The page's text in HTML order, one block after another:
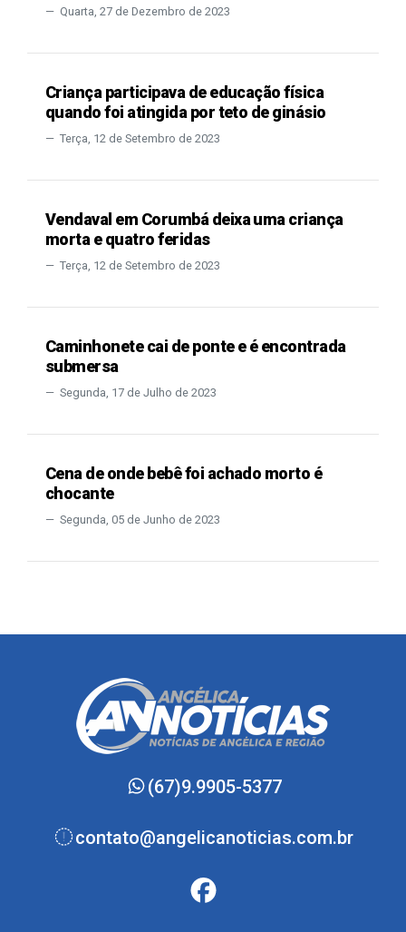
Quarta, 27 de Dezembro de 2023
Criança participava de educação física
quando foi atingida por teto de ginásio
Terça, 12 de Setembro de 2023
Vendaval em Corumbá deixa uma criança
morta e quatro feridas
Terça, 12 de Setembro de 2023
Caminhonete cai de ponte e é encontrada
submersa
Segunda, 17 de Julho de 2023
Cena de onde bebê foi achado morto é
chocante
Segunda, 05 de Junho de 2023
(67)9.9905-5377
contato@angelicanoticias.com.br